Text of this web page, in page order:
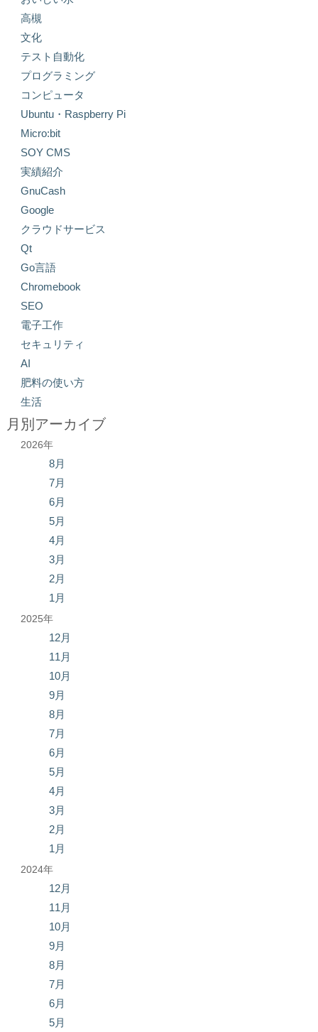
高槻
文化
テスト自動化
プログラミング
コンピュータ
Ubuntu・Raspberry Pi
Micro:bit
SOY CMS
実績紹介
GnuCash
Google
クラウドサービス
Qt
Go言語
Chromebook
SEO
電子工作
セキュリティ
AI
肥料の使い方
生活
月別アーカイブ
2026年
8月
7月
6月
5月
4月
3月
2月
1月
2025年
12月
11月
10月
9月
8月
7月
6月
5月
4月
3月
2月
1月
2024年
12月
11月
10月
9月
8月
7月
6月
5月